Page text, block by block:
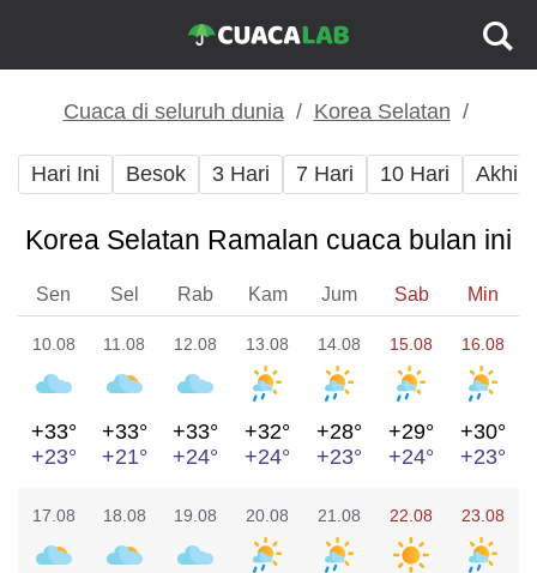
Cuaca di seluruh dunia Korea Selatan
Hari Ini Besok 3 Hari 7 Hari 10 Hari Akhir
Korea Selatan Ramalan cuaca bulan ini
Sen Sel Rab Kam Jum Sab Min
10.08
+33°
+23°
11.08
+33°
+21°
12.08
+33°
+24°
13.08
+32°
+24°
14.08
+28°
+23°
15.08
+29°
+24°
16.08
+30°
+23°
17.08 18.08 19.08 20.08 21.08 22.08 23.08